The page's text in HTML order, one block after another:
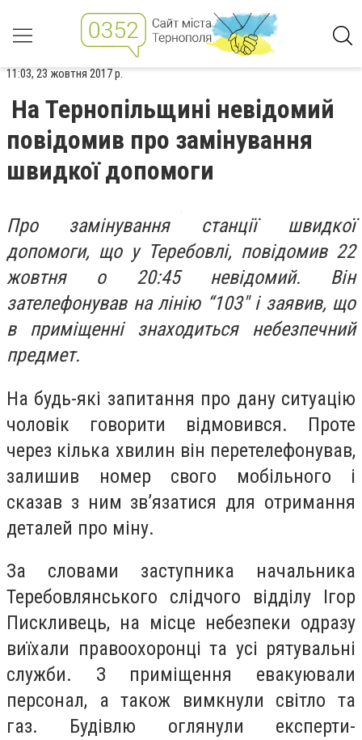
11:03, 23 жовтня 2017 р.
На Тернопільщині невідомий
повідомив про замінування
швидкої допомоги
Про замінування станції швидкої
допомоги, що у Теребовлі, повідомив 22
жовтня о 20:45 невідомий. Він
зателефонував на лінію “103″ і заявив, що
в приміщенні знаходиться небезпечний
предмет.
На будь-які запитання про дану ситуацію
чоловік говорити відмовився. Проте
через кілька хвилин він перетелефонував,
залишив номер свого мобільного і
сказав з ним зв’язатися для отримання
деталей про міну.
За словами заступника начальника
Теребовлянського слідчого відділу Ігор
Пискливець, на місце небезпеки одразу
виїхали правоохоронці та усі рятувальні
служби. З приміщення евакуювали
персонал, а також вимкнули світло та
газ. Будівлю оглянули експерти-